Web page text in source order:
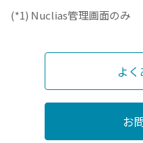
(*1) Nuclias管理画面のみ
よ
お